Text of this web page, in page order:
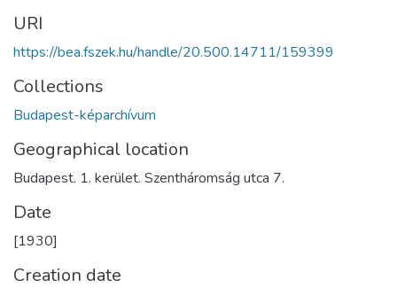
URI
https://bea.fszek.hu/handle/20.500.14711/159399
Collections
Budapest-képarchívum
Geographical location
Budapest. 1. kerület. Szentháromság utca 7.
Date
[1930]
Creation date